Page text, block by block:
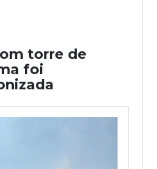
torre de
foi